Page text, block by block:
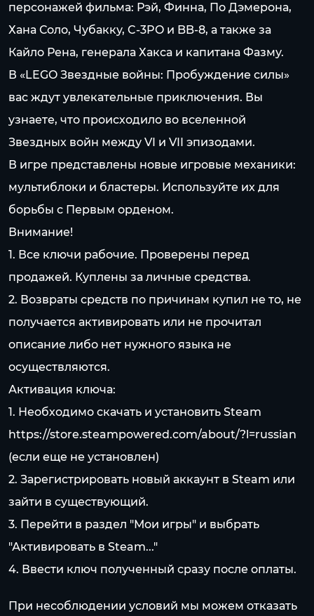
персонажей фильма: Рэй, Финна, По Дэмерона,
Хана Соло, Чубакку, C-3PO и BB-8, а также за
Кайло Рена, генерала Хакса и капитана Фазму.
В «LEGO Звездные войны: Пробуждение силы»
вас ждут увлекательные приключения. Вы
узнаете, что происходило во вселенной
Звездных войн между VI и VII эпизодами.
В игре представлены новые игровые механики:
мультиблоки и бластеры. Используйте их для
борьбы с Первым орденом.
Внимание!
1. Все ключи рабочие. Проверены перед
продажей. Куплены за личные средства.
2. Возвраты средств по причинам купил не то, не
получается активировать или не прочитал
описание либо нет нужного языка не
осуществляются.
Активация ключа:
1. Необходимо скачать и установить Steam
https://store.steampowered.com/about/?l=russian
(если еще не установлен)
2. Зарегистрировать новый аккаунт в Steam или
зайти в существующий.
3. Перейти в раздел "Мои игры" и выбрать
"Активировать в Steam..."
4. Ввести ключ полученный сразу после оплаты.
При несоблюдении условий мы можем отказать